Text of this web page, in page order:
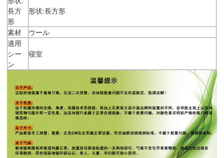
長方
形
形状:長方形
素材
ウール
適用
シー
ン
寝室